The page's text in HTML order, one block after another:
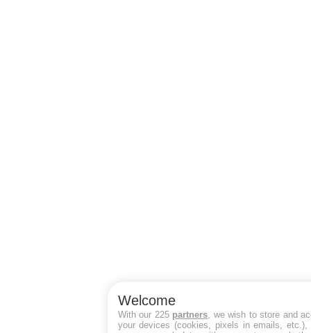
Welcome
With our 225 partners , we wish to store and
your devices (cookies, pixels in emails, etc.),